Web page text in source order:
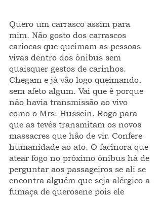
Quero um carrasco assim para
mim. Não gosto dos carrascos
cariocas que queimam as pessoas
vivas dentro dos ônibus sem
quaisquer gestos de carinhos.
Chegam e já vão logo queimando,
sem afeto algum. Vai que é porque
não havia transmissão ao vivo
como o Mrs. Hussein. Rogo para
que as tevês transmitam os novos
massacres que hão de vir. Confere
humanidade ao ato. O facínora que
atear fogo no próximo ônibus há de
perguntar aos passageiros se ali se
encontra alguém que seja alérgico a
fumaça de querosene pois ele